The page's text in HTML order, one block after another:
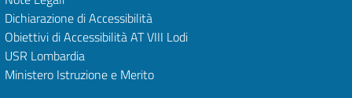
Dichiarazione di Accessibilità
Obiettivi di AccessibilitàAT VIII Lodi
USR Lombardia
Ministero Istruzione e Merito